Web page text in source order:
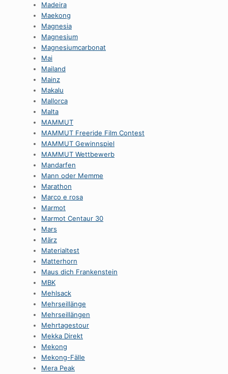
Madeira
Maekong
Magnesia
Magnesium
Magnesiumcarbonat
Mai
Mailand
Mainz
Makalu
Mallorca
Malta
MAMMUT
MAMMUT Freeride Film Contest
MAMMUT Gewinnspiel
MAMMUT Wettbewerb
Mandarfen
Mann oder Memme
Marathon
Marco e rosa
Marmot
Marmot Centaur 30
Mars
März
Materialtest
Matterhorn
Maus dich Frankenstein
MBK
Mehlsack
Mehrseillänge
Mehrseillängen
Mehrtagestour
Mekka Direkt
Mekong
Mekong-Fälle
Mera Peak